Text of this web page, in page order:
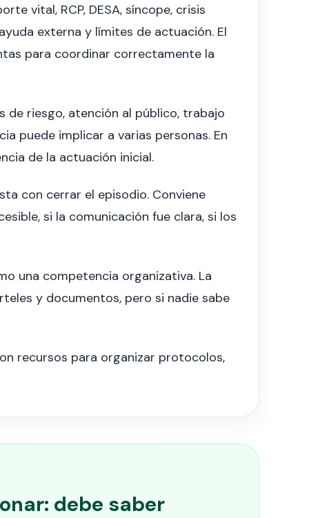
vital, RCP, DESA, síncope, crisis
externa y límites de actuación. El
para coordinar correctamente la
de riesgo, atención al público, trabajo
puede implicar a varias personas. En
de la actuación inicial.
con cerrar el episodio. Conviene
si la comunicación fue clara, si los
una competencia organizativa. La
y documentos, pero si nadie sabe
recursos para organizar protocolos,
debe saber